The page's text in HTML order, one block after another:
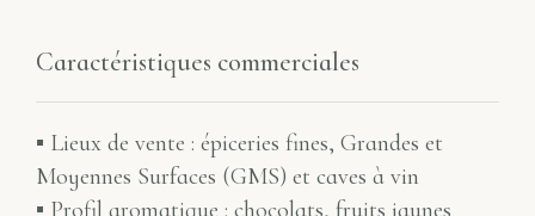
Caractéristiques commerciales
▪ Lieux de vente : épiceries fines, Grandes et
Moyennes Surfaces (GMS) et caves à vin